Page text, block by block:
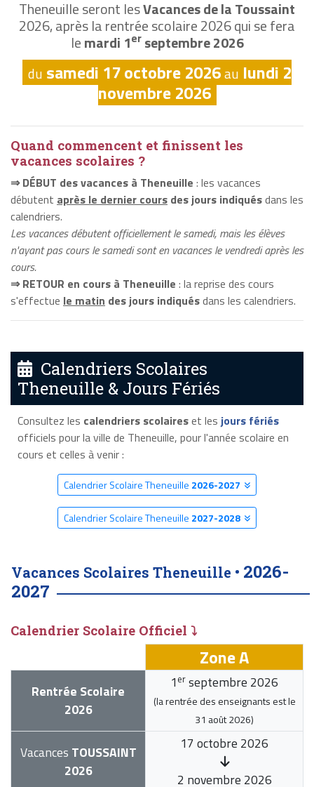
Theneuille seront lesVacances de la Toussaint
2026, après la rentrée scolaire 2026 qui se fera
lemardi 1erseptembre 2026
du samedi 17 octobre 2026au lundi 2
novembre 2026
Quand commencent et finissent les
vacances scolaires ?
⇒ DÉBUT des vacances à Theneuille : les vacances
débutent après le dernier cours des jours indiquésdans les
calendriers.
Les vacances débutent officiellement le samedi, mais les élèves
n'ayant pas cours le samedi sont en vacances le vendredi après les
cours.
⇒ RETOUR en cours à Theneuille : la reprise des cours
s'effectue le matin des jours indiquésdans les calendriers.
Calendriers Scolaires
Theneuille & Jours Fériés
Consultez les calendriers scolaireset les jours fériés
officiels pour la ville de Theneuille, pour l'année scolaire en
cours et celles à venir :
Calendrier Scolaire Theneuille 2026-2027
Calendrier Scolaire Theneuille 2027-2028
Vacances Scolaires Theneuille • 2026-
2027
Calendrier Scolaire Officiel ⤵
Zone A
Rentrée Scolaire
2026
1 er septembre 2026
(la rentrée des enseignants est le
31 août 2026)
Vacances TOUSSAINT
2026
17 octobre 2026
2 novembre 2026